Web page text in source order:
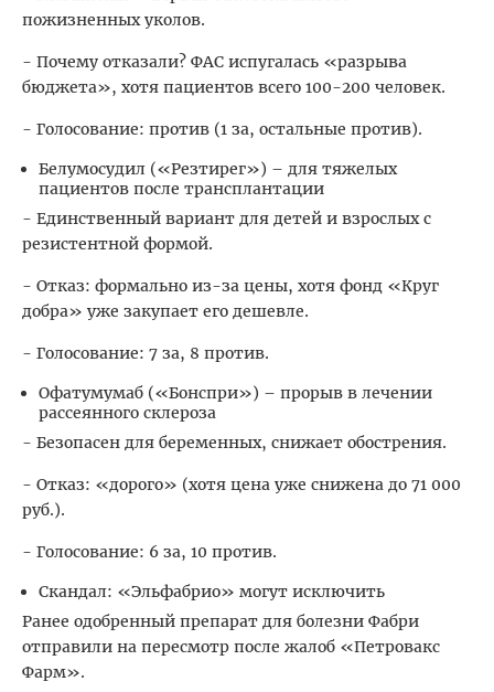
пожизненных уколов.
- Почему отказали? ФАС испугалась «разрыва
бюджета», хотя пациентов всего 100-200 человек.
- Голосование: против (1 за, остальные против).
Белумосудил («Резтирег») – для тяжелых
пациентов после трансплантации
- Единственный вариант для детей и взрослых с
резистентной формой.
- Отказ: формально из-за цены, хотя фонд «Круг
добра» уже закупает его дешевле.
- Голосование: 7 за, 8 против.
Офатумумаб («Бонспри») – прорыв в лечении
рассеянного склероза
- Безопасен для беременных, снижает обострения.
- Отказ: «дорого» (хотя цена уже снижена до 71 000
руб.).
- Голосование: 6 за, 10 против.
Скандал: «Эльфабрио» могут исключить
Ранее одобренный препарат для болезни Фабри
отправили на пересмотр после жалоб «Петровакс
Фарм».